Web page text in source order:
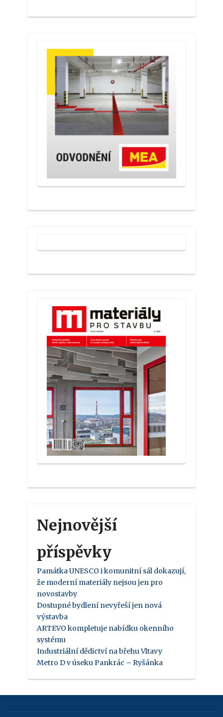
Nejnovější
příspěvky
Památka UNESCO i komunitní sál dokazují,
že moderní materiály nejsou jen pro
novostavby
Dostupné bydlení nevyřeší jen nová
výstavba
ARTEVO kompletuje nabídku okenního
systému
Industriální dědictví na břehu Vltavy
Metro D v úseku Pankrác – Ryšánka